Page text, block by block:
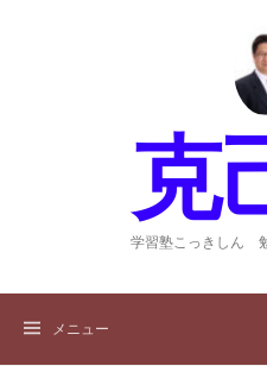
克
学習塾こっきしん
メニュー